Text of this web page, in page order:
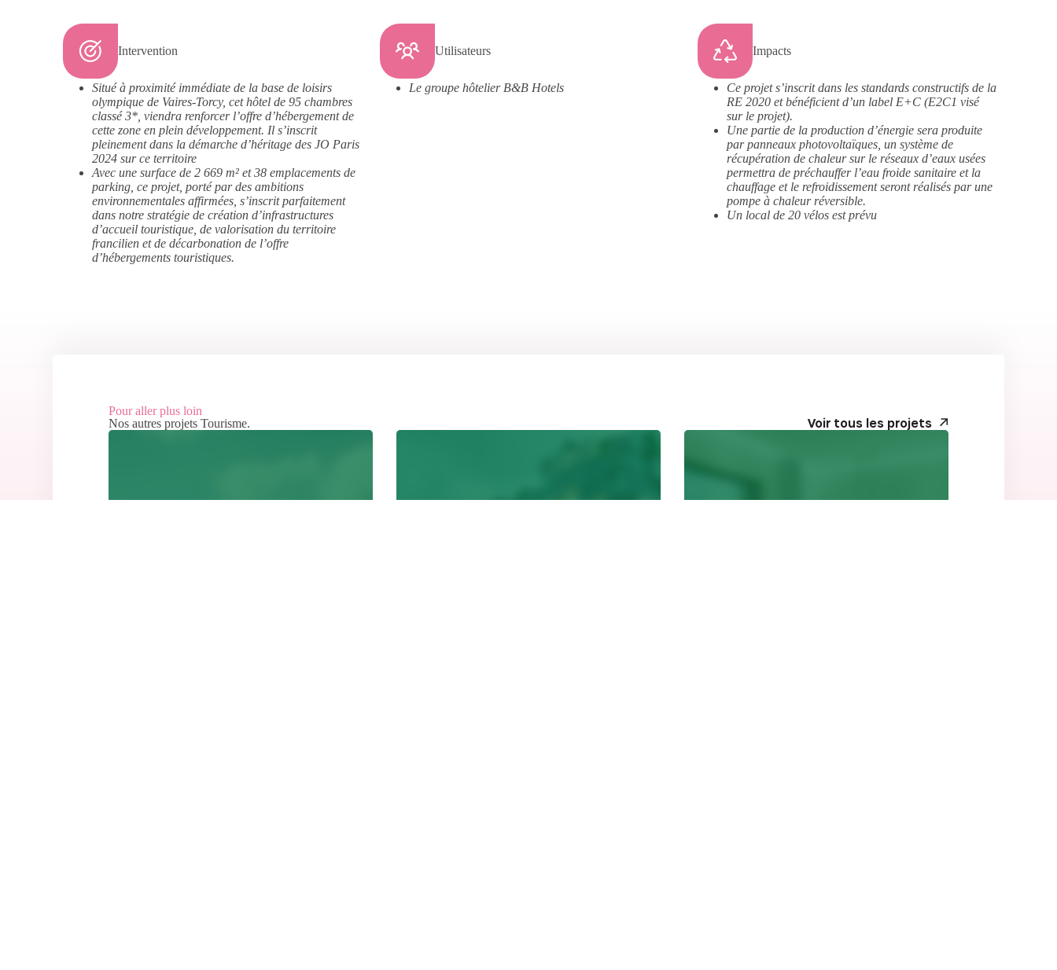
Intervention
Situé à proximité immédiate de la base de loisirs
olympique de Vaires-Torcy, cet hôtel de 95 chambres
classé 3*, viendra renforcer l’offre d’hébergement de
cette zone en plein développement. Il s’inscrit
pleinement dans la démarche d’héritage des JO Paris
2024 sur ce territoire
Avec une surface de 2 669 m² et 38 emplacements de
parking, ce projet, porté par des ambitions
environnementales affirmées, s’inscrit parfaitement
dans notre stratégie de création d’infrastructures
d’accueil touristique, de valorisation du territoire
francilien et de décarbonation de l’offre
d’hébergements touristiques.
Utilisateurs
Le groupe hôtelier B&B Hotels
Impacts
Ce projet s’inscrit dans les standards constructifs de la
RE 2020 et bénéficient d’un label E+C (E2C1 visé
sur le projet).
Une partie de la production d’énergie sera produite
par panneaux photovoltaïques, un système de
récupération de chaleur sur le réseaux d’eaux usées
permettra de préchauffer l’eau froide sanitaire et la
chauffage et le refroidissement seront réalisés par une
pompe à chaleur réversible.
Un local de 20 vélos est prévu
Pour aller plus loin
Nos autres projets Tourisme. Voir tous les projets